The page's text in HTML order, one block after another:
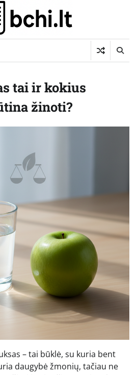
tai ir kokius
žinoti?
– tai būklė, su kuria bent
daugybė žmonių, tačiau ne